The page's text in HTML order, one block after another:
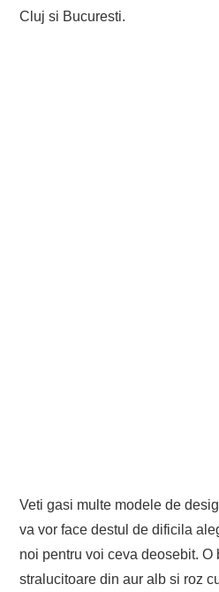
Cluj si Bucuresti.
Veti gasi multe modele de
va vor face destul de dificila
noi pentru voi ceva deosebit.
stralucitoare din aur alb si roz